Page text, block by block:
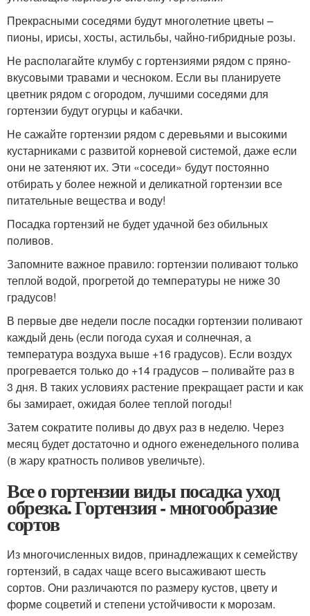
Прекрасными соседями будут многолетние цветы –
пионы, ирисы, хосты, астильбы, чайно-гибридные розы.
Не располагайте клумбу с гортензиями рядом с пряно-
вкусовыми травами и чесноком. Если вы планируете
цветник рядом с огородом, лучшими соседями для
гортензии будут огурцы и кабачки.
Не сажайте гортензии рядом с деревьями и высокими
кустарниками с развитой корневой системой, даже если
они не затеняют их. Эти «соседи» будут постоянно
отбирать у более нежной и деликатной гортензии все
питательные вещества и воду!
Посадка гортензий не будет удачной без обильных
поливов.
Запомните важное правило: гортензии поливают только
теплой водой, прогретой до температуры не ниже 30
градусов!
В первые две недели после посадки гортензии поливают
каждый день (если погода сухая и солнечная, а
температура воздуха выше +16 градусов). Если воздух
прогревается только до +14 градусов – поливайте раз в
3 дня. В таких условиях растение прекращает расти и как
бы замирает, ожидая более теплой погоды!
Затем сократите поливы до двух раз в неделю. Через
месяц будет достаточно и одного еженедельного полива
(в жару кратность поливов увеличьте).
Все о гортензии виды посадка уход
обрезка. Гортензия - многообразие
сортов
Из многочисленных видов, принадлежащих к семейству
гортензий, в садах чаще всего высаживают шесть
сортов. Они различаются по размеру кустов, цвету и
форме соцветий и степени устойчивости к морозам.